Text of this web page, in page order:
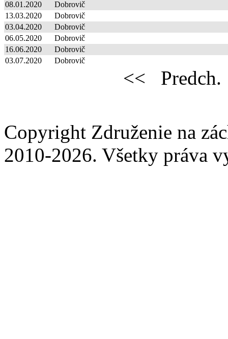
08.01.2020
Dobrovič
13.03.2020
Dobrovič
03.04.2020
Dobrovič
06.05.2020
Dobrovič
16.06.2020
Dobrovič
03.07.2020
Dobrovič
<< Predch.
Copyright Združenie na
2010-2026. Všetky práva